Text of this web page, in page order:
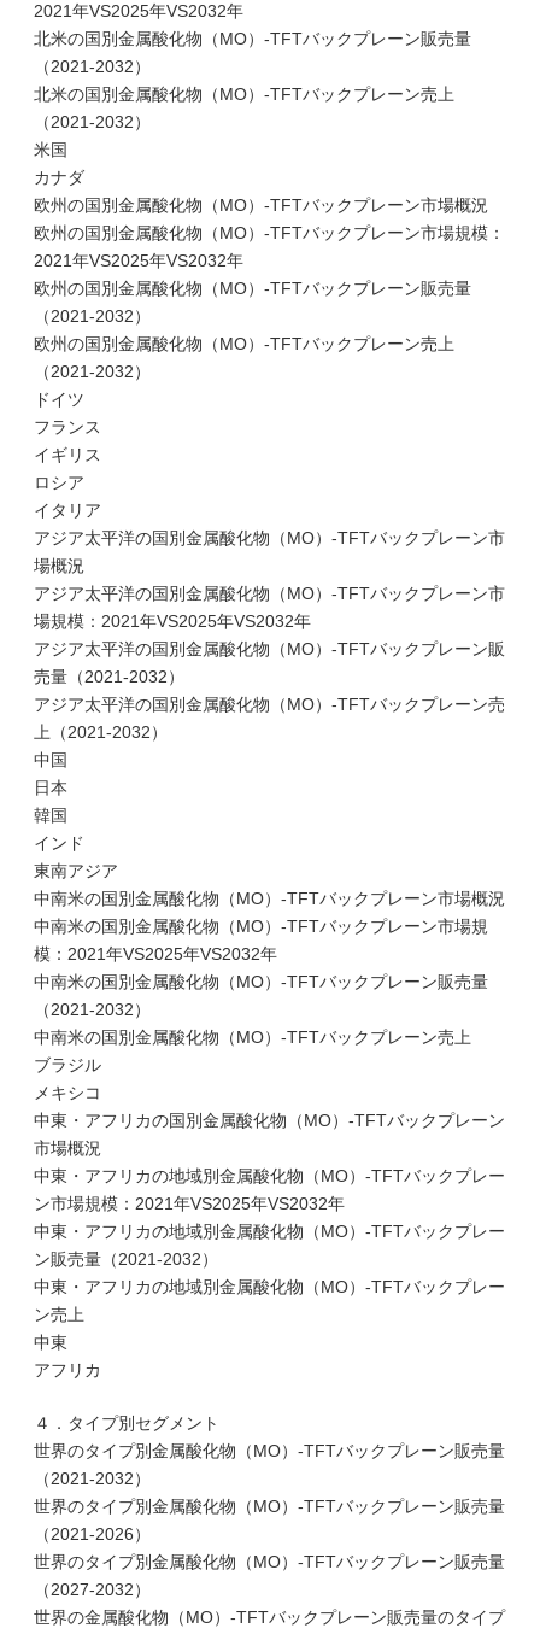
2021年VS2025年VS2032年
北米の国別金属酸化物（MO）-TFTバックプレーン販売量
（2021-2032）
北米の国別金属酸化物（MO）-TFTバックプレーン売上
（2021-2032）
米国
カナダ
欧州の国別金属酸化物（MO）-TFTバックプレーン市場概況
欧州の国別金属酸化物（MO）-TFTバックプレーン市場規模：
2021年VS2025年VS2032年
欧州の国別金属酸化物（MO）-TFTバックプレーン販売量
（2021-2032）
欧州の国別金属酸化物（MO）-TFTバックプレーン売上
（2021-2032）
ドイツ
フランス
イギリス
ロシア
イタリア
アジア太平洋の国別金属酸化物（MO）-TFTバックプレーン市
場概況
アジア太平洋の国別金属酸化物（MO）-TFTバックプレーン市
場規模：2021年VS2025年VS2032年
アジア太平洋の国別金属酸化物（MO）-TFTバックプレーン販
売量（2021-2032）
アジア太平洋の国別金属酸化物（MO）-TFTバックプレーン売
上（2021-2032）
中国
日本
韓国
インド
東南アジア
中南米の国別金属酸化物（MO）-TFTバックプレーン市場概況
中南米の国別金属酸化物（MO）-TFTバックプレーン市場規
模：2021年VS2025年VS2032年
中南米の国別金属酸化物（MO）-TFTバックプレーン販売量
（2021-2032）
中南米の国別金属酸化物（MO）-TFTバックプレーン売上
ブラジル
メキシコ
中東・アフリカの国別金属酸化物（MO）-TFTバックプレーン
市場概況
中東・アフリカの地域別金属酸化物（MO）-TFTバックプレー
ン市場規模：2021年VS2025年VS2032年
中東・アフリカの地域別金属酸化物（MO）-TFTバックプレー
ン販売量（2021-2032）
中東・アフリカの地域別金属酸化物（MO）-TFTバックプレー
ン売上
中東
アフリカ
４．タイプ別セグメント
世界のタイプ別金属酸化物（MO）-TFTバックプレーン販売量
（2021-2032）
世界のタイプ別金属酸化物（MO）-TFTバックプレーン販売量
（2021-2026）
世界のタイプ別金属酸化物（MO）-TFTバックプレーン販売量
（2027-2032）
世界の金属酸化物（MO）-TFTバックプレーン販売量のタイプ